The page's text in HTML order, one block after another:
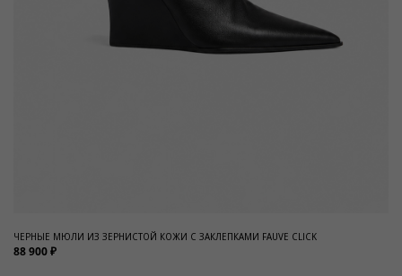
ЧЕРНЫЕ МЮЛИ ИЗ ЗЕРНИСТОЙ КОЖИ С ЗАКЛЕПКАМИ FAUVE CLICK
88 900 ₽